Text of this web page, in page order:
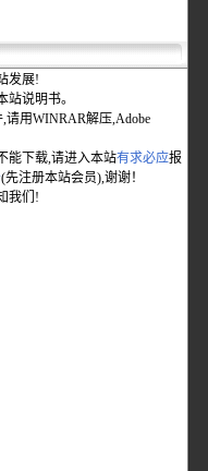
发展!
站说明书。
请用WINRAR解压,Adobe
能下载,请进入本站有求必应报
(先注册本站会员),谢谢！
我们!